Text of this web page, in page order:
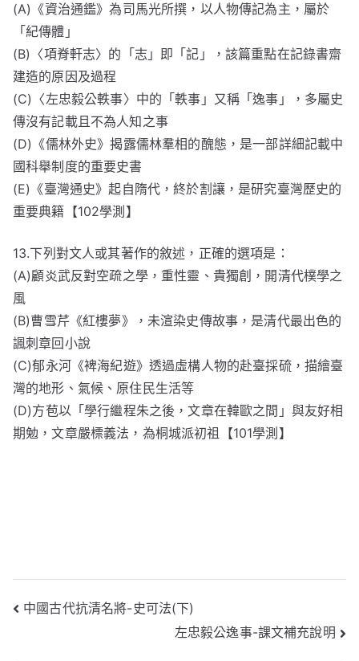
(A)《資治通鑑》為司馬光所撰，以人物傳記為主，屬於
「紀傳體」
(B)〈項脊軒志〉的「志」即「記」，該篇重點在記錄書齋
建造的原因及過程
(C)〈左忠毅公軼事〉中的「軼事」又稱「逸事」，多屬史
傳沒有記載且不為人知之事
(D)《儒林外史》揭露儒林羣相的醜態，是一部詳細記載中
國科舉制度的重要史書
(E)《臺灣通史》起自隋代，終於割讓，是研究臺灣歷史的
重要典籍【102學測】
13.下列對文人或其著作的敘述，正確的選項是：
(A)顧炎武反對空疏之學，重性靈、貴獨創，開清代樸學之
風
(B)曹雪芹《紅樓夢》，未渲染史傳故事，是清代最出色的
諷刺章回小說
(C)郁永河《裨海紀遊》透過虛構人物的赴臺採硫，描繪臺
灣的地形、氣候、原住民生活等
(D)方苞以「學行繼程朱之後，文章在韓歐之間」與友好相
期勉，文章嚴標義法，為桐城派初祖【101學測】
文
中國古代抗清名將-史可法(下)
左忠毅公逸事-課文補充說明